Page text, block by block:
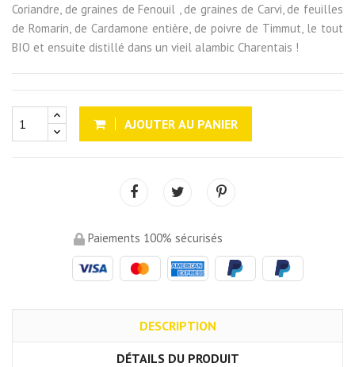
Coriandre, de graines de Fenouil , de graines de Carvi, de feuilles
de Romarin, de Cardamone entière, de poivre de Timmut, le tout
BIO et ensuite distillé dans un vieil alambic Charentais !
AJOUTER AU PANIER
Paiements 100% sécurisés
DESCRIPTION
DÉTAILS DU PRODUIT